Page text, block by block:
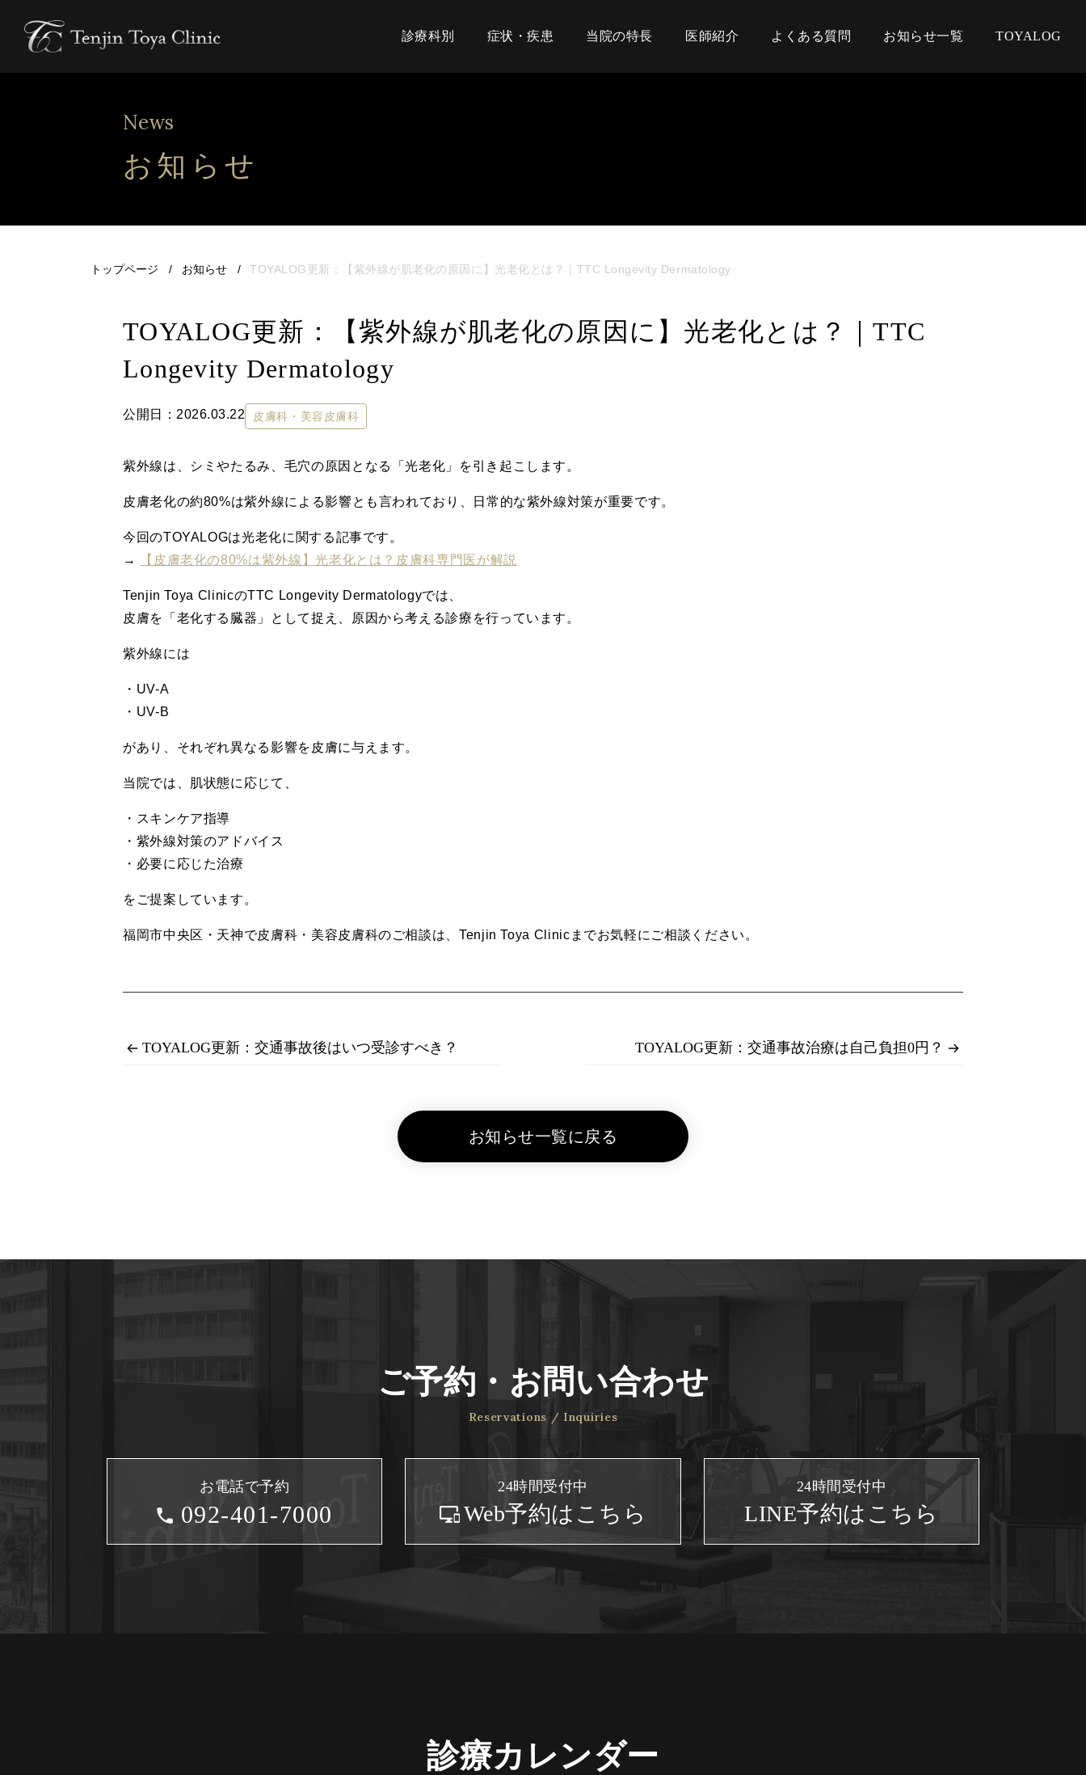
診療科別 症状・疾患 当院の特長 医師紹介 よくある質問 お知らせ一覧 TOYALOG
News
お知らせ
トップページ お知らせ TOYALOG更新：【紫外線が肌老化の原因に】光老化とは？｜TTC Longevity Dermatology
TOYALOG更新：【紫外線が肌老化の原因に】光老化とは？｜TTC
Longevity Dermatology
公開日： 2026.03.22 皮膚科・美容皮膚科
紫外線は、シミやたるみ、毛穴の原因となる「光老化」を引き起こします。
皮膚老化の約80%は紫外線による影響とも言われており、日常的な紫外線対策が重要です。
今回のTOYALOGは光老化に関する記事です。
→
【皮膚老化の80%は紫外線】光老化とは？皮膚科専門医が解説
Tenjin Toya ClinicのTTC Longevity Dermatologyでは、
皮膚を「老化する臓器」として捉え、原因から考える診療を行っています。
紫外線には
・UV-A
・UV-B
があり、それぞれ異なる影響を皮膚に与えます。
当院では、肌状態に応じて、
・スキンケア指導
・紫外線対策のアドバイス
・必要に応じた治療
をご提案しています。
福岡市中央区・天神で皮膚科・美容皮膚科のご相談は、Tenjin Toya Clinicまでお気軽にご相談ください。
TOYALOG更新：交通事故後はいつ受診すべき？ TOYALOG更新：交通事故治療は自己負担0円？
お知らせ一覧に戻る
ご予約・お問い合わせ
Reservations / Inquiries
お電話で予約
092-401-7000
24時間受付中
Web予約はこちら
24時間受付中
LINE予約はこちら
診療カレンダー